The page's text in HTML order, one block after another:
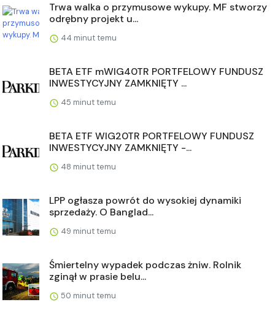
Trwa walka o przymusowe wykupy. MF stworzy
odrębny projekt u...
44 minut temu
BETA ETF mWIG40TR PORTFELOWY FUNDUSZ
INWESTYCYJNY ZAMKNIĘTY ...
45 minut temu
BETA ETF WIG20TR PORTFELOWY FUNDUSZ
INWESTYCYJNY ZAMKNIĘTY -...
48 minut temu
LPP ogłasza powrót do wysokiej dynamiki
sprzedaży. O Banglad...
49 minut temu
Śmiertelny wypadek podczas żniw. Rolnik
zginął w prasie belu...
50 minut temu